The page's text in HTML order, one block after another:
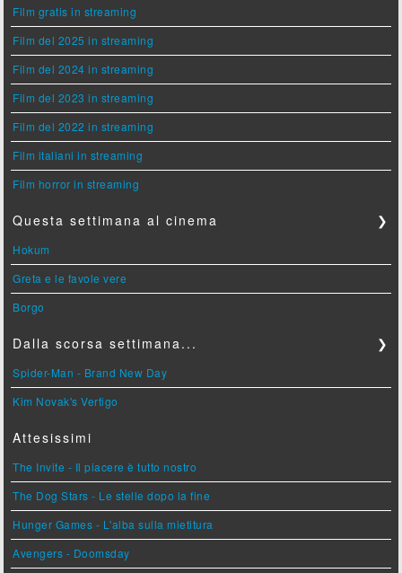
Film gratis in streaming
Film del 2025 in streaming
Film del 2024 in streaming
Film del 2023 in streaming
Film del 2022 in streaming
Film italiani in streaming
Film horror in streaming
Questa settimana al cinema ❯
Hokum
Greta e le favole vere
Borgo
Dalla scorsa settimana... ❯
Spider-Man - Brand New Day
Kim Novak's Vertigo
Attesissimi
The Invite - Il piacere è tutto nostro
The Dog Stars - Le stelle dopo la fine
Hunger Games - L'alba sulla mietitura
Avengers - Doomsday